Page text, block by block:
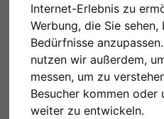
Internet-Erlebnis zu
Werbung, die Sie sehen,
Bedürfnisse
nutzen wir außerdem,
messen, um zu
Besucher kommen oder
weiter zu entwickeln.
← Zurück 1 2 3 4 5